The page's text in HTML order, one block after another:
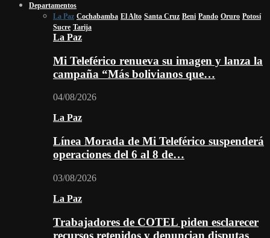
Departamentos
La Paz Cochabamba El Alto Santa Cruz Beni Pando Oruro Potosí
Sucre Tarija
La Paz
Mi Teleférico renueva su imagen y lanza la
campaña “Más bolivianos que…
04/08/2026
La Paz
Línea Morada de Mi Teleférico suspenderá
operaciones del 6 al 8 de…
03/08/2026
La Paz
Trabajadores de COTEL piden esclarecer
recursos retenidos y denuncian disputas